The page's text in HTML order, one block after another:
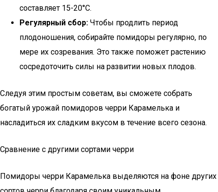
составляет 15-20°C.
Регулярный сбор: Чтобы продлить период
плодоношения, собирайте помидоры регулярно, по
мере их созревания. Это также поможет растению
сосредоточить силы на развитии новых плодов.
Следуя этим простым советам, вы сможете собрать
богатый урожай помидоров черри Карамелька и
насладиться их сладким вкусом в течение всего сезона.
Сравнение с другими сортами черри
Помидоры черри Карамелька выделяются на фоне других